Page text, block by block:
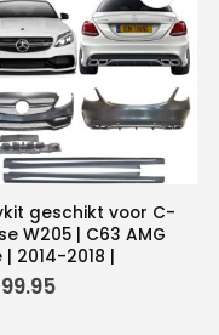
geschikt voor C-
W205 | C63 AMG
2014-2018 |